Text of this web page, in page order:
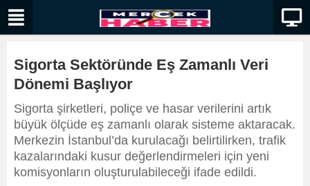
Sigorta Sektöründe Eş Zamanlı Veri
Dönemi Başlıyor
Sigorta şirketleri, poliçe ve hasar verilerini artık
büyük ölçüde eş zamanlı olarak sisteme aktaracak.
Merkezin İstanbul’da kurulacağı belirtilirken, trafik
kazalarındaki kusur değerlendirmeleri için yeni
komisyonların oluşturulabileceği ifade edildi.